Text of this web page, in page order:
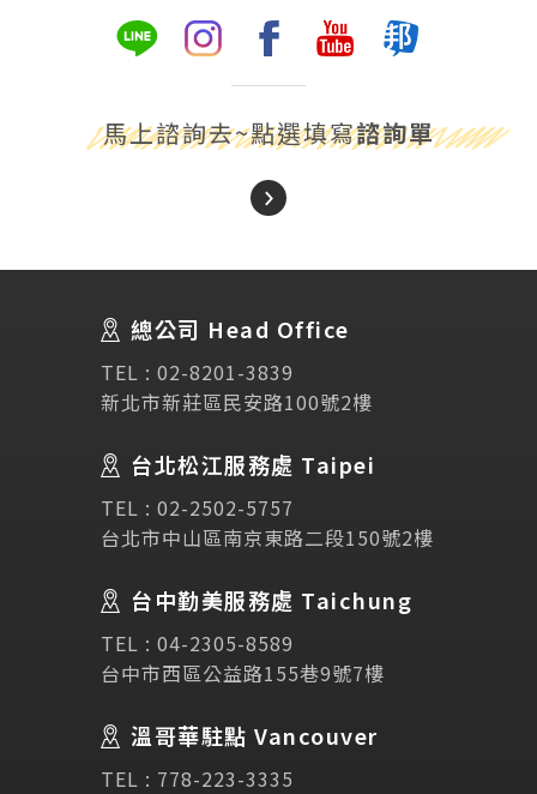
諮詢表單
立即諮詢
About Us 關於我們
講座活動
Testimonial
Links 相關連結
馬上諮詢去~點選填寫諮詢單
總公司 Head Office
TEL : 02-8201-3839
新北市新莊區民安路100號2樓
台北松江服務處 Taipei
TEL : 02-2502-5757
台北市中山區南京東路二段150號2樓
台中勤美服務處 Taichung
TEL : 04-2305-8589
台中市西區公益路155巷9號7樓
溫哥華駐點 Vancouver
TEL : 778-223-3335